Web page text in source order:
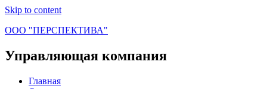
Skip to content
ООО "ПЕРСПЕКТИВА"
Управляющая компания
Главная